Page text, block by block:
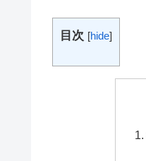
目次 [hide]